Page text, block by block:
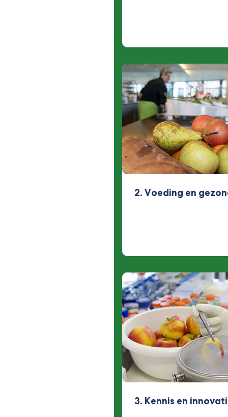
2. Voeding en
3. Kennis en